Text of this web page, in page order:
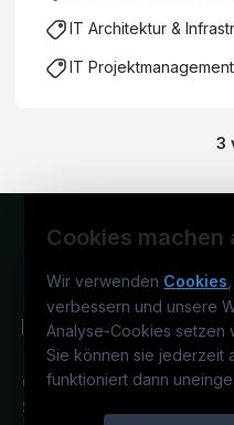
IT Architektur &
IT Projektmanagement
3
Cookies machen
Wir verwenden Cookies
verbessern und unsere
Analyse-Cookies setzen
Sie können sie jederzeit
funktioniert dann
Österreichs IT-Karriereportal.
Service der candidatis GmbH.